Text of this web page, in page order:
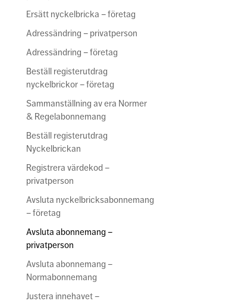
Ersätt nyckelbricka – företag
Adressändring – privatperson
Adressändring – företag
Beställ registerutdrag
nyckelbrickor – företag
Sammanställning av era Normer
& Regelabonnemang
Beställ registerutdrag
Nyckelbrickan
Registrera värdekod –
privatperson
Avsluta nyckelbricksabonnemang
– företag
Avsluta abonnemang –
privatperson
Avsluta abonnemang –
Normabonnemang
Justera innehavet –